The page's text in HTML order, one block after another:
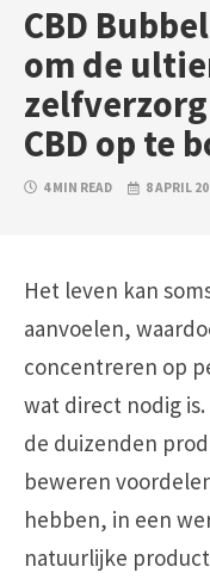
CBD
om de
CBD op te
4 MIN READ 8 APRIL
Het leven kan
aanvoelen,
concentreren op
wat direct nodig
de duizenden
beweren
hebben, in een
natuurlijke